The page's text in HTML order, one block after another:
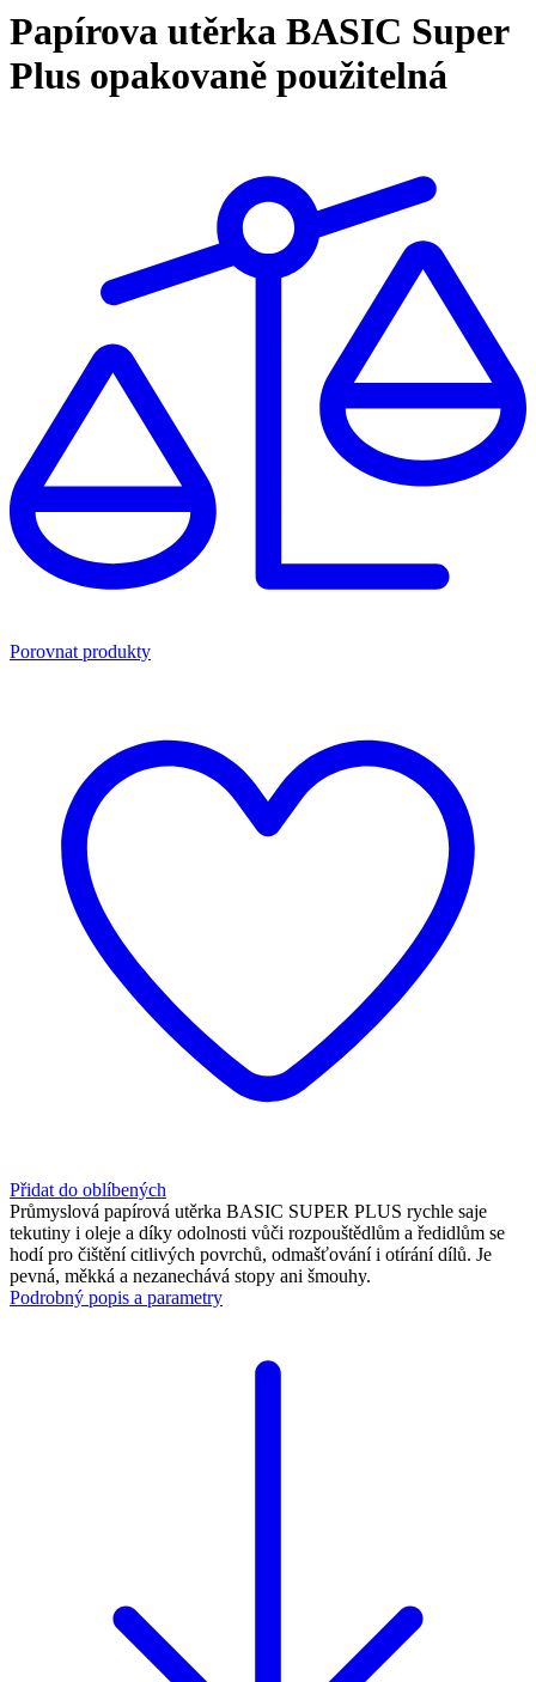
Papírova utěrka BASIC Super
Plus opakovaně použitelná
Porovnat produkty
Přidat do oblíbených
Průmyslová papírová utěrka BASIC SUPER PLUS rychle saje
tekutiny i oleje a díky odolnosti vůči rozpouštědlům a ředidlům se
hodí pro čištění citlivých povrchů, odmašťování i otírání dílů. Je
pevná, měkká a nezanechává stopy ani šmouhy.
Podrobný popis a parametry